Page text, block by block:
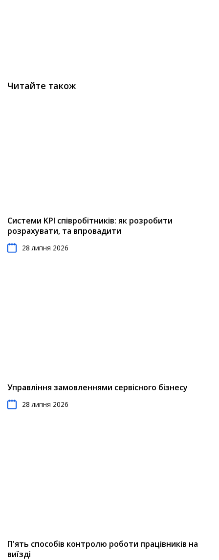
Читайте також
Системи KPI співробітників: як розробити
розрахувати, та впровадити
28 липня 2026
Управління замовленнями сервісного бізнесу
28 липня 2026
П'ять способів контролю роботи працівників на
виїзді